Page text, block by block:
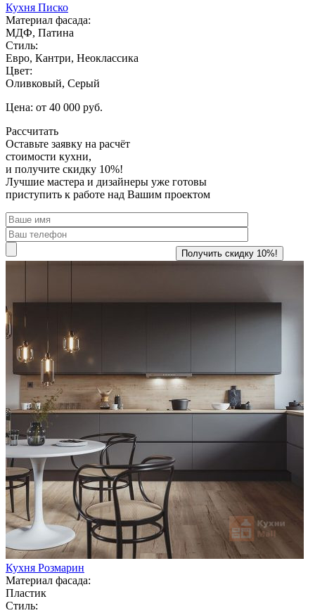
Кухня Писко
Материал фасада:
МДФ, Патина
Стиль:
Евро, Кантри, Неоклассика
Цвет:
Оливковый, Серый
Цена: от 40 000 руб.
Рассчитать
Оставьте заявку на расчёт
стоимости кухни,
и получите скидку 10%!
Лучшие мастера и дизайнеры уже готовы
приступить к работе над Вашим проектом
Кухня Розмарин
Материал фасада:
Пластик
Стиль: